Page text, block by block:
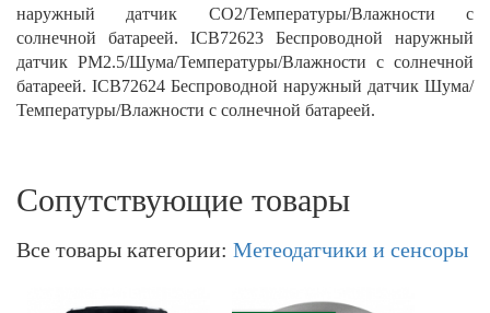
наружный датчик CO2/Температуры/Влажности с
солнечной батареей. ICB72623 Беспроводной наружный
датчик PM2.5/Шума/Температуры/Влажности с солнечной
батареей. ICB72624 Беспроводной наружный датчик Шума/
Температуры/Влажности с солнечной батареей.
Сопутствующие товары
Все товары категории: Метеодатчики и сенсоры